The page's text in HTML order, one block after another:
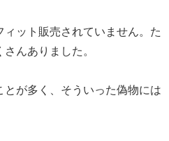
ット販売されていません。た
んありました。
とが多く、そういった偽物には